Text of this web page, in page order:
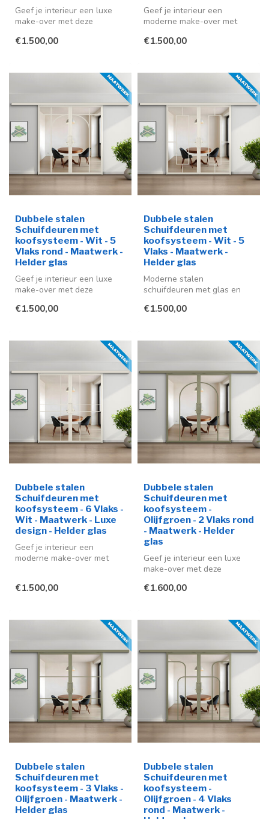
Geef je interieur een luxe
make-over met deze
in ...
€1.500,00
Geef je interieur een
moderne make-over met
schuifdeur me...
€1.500,00
Dubbele stalen
Schuifdeuren met
koofsysteem - Wit - 5
Vlaks rond - Maatwerk -
Helder glas
Geef je interieur een luxe
make-over met deze
in ...
€1.500,00
Dubbele stalen
Schuifdeuren met
koofsysteem - Wit - 5
Vlaks - Maatwerk -
Helder glas
Moderne stalen
schuifdeuren met glas en
kleuren en op maa...
€1.500,00
Dubbele stalen
Schuifdeuren met
koofsysteem - 6 Vlaks -
Wit - Maatwerk - Luxe
design - Helder glas
Geef je interieur een
moderne make-over met
€1.500,00
Dubbele stalen
Schuifdeuren met
koofsysteem -
Olijfgroen - 2 Vlaks rond
- Maatwerk - Helder
glas
Geef je interieur een luxe
make-over met deze
in ...
€1.600,00
Dubbele stalen
Schuifdeuren met
koofsysteem - 3 Vlaks -
Olijfgroen - Maatwerk -
Helder glas
Dubbele stalen
Schuifdeuren met
koofsysteem -
Olijfgroen - 4 Vlaks
rond - Maatwerk -